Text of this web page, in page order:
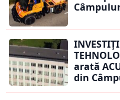
arată
din